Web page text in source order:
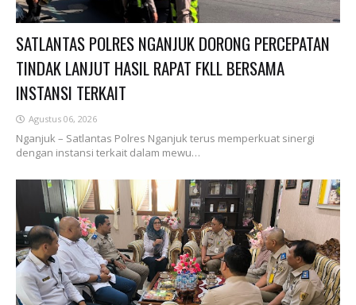
SATLANTAS POLRES NGANJUK DORONG PERCEPATAN
TINDAK LANJUT HASIL RAPAT FKLL BERSAMA
INSTANSI TERKAIT
Agustus 06, 2026
Nganjuk – Satlantas Polres Nganjuk terus memperkuat sinergi
dengan instansi terkait dalam mewu…